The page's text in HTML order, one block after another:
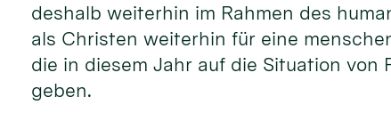
deshalb weiterhin im Rahmen des
als Christen weiterhin für eine
die in diesem Jahr auf die Situation
geben.